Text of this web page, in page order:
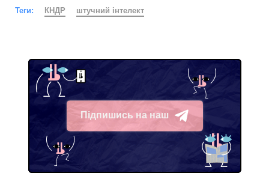
Теги: КНДР штучний інтелект
Підпишись на наш
Telegram